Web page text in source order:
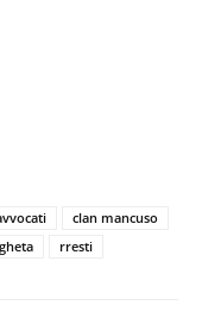
clan mancuso
rresti